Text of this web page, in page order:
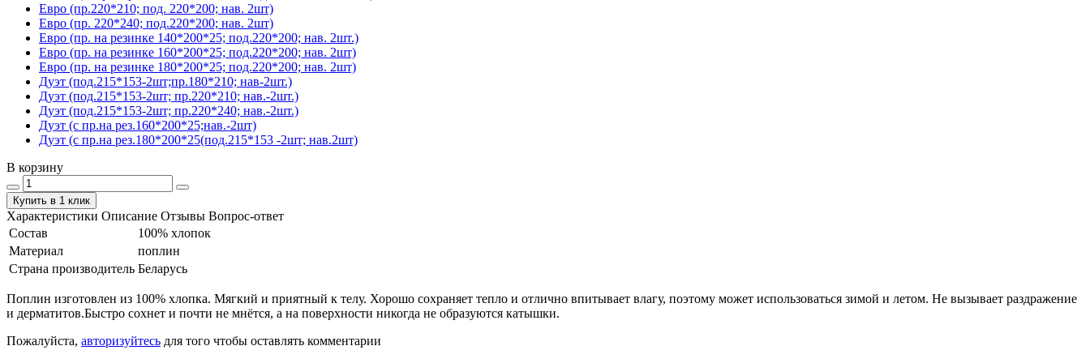
Евро (пр.220*210; под. 220*200; нав. 2шт)
Евро (пр. 220*240; под.220*200; нав. 2шт)
Евро (пр. на резинке 140*200*25; под.220*200; нав. 2шт.)
Евро (пр. на резинке 160*200*25; под.220*200; нав. 2шт)
Евро (пр. на резинке 180*200*25; под.220*200; нав. 2шт)
Дуэт (под.215*153-2шт;пр.180*210; нав-2шт.)
Дуэт (под.215*153-2шт; пр.220*210; нав.-2шт.)
Дуэт (под.215*153-2шт; пр.220*240; нав.-2шт.)
Дуэт (с пр.на рез.160*200*25;нав.-2шт)
Дуэт (с пр.на рез.180*200*25(под.215*153 -2шт; нав.2шт)
В корзину
Купить в 1 клик
Характеристики Описание Отзывы Вопрос-ответ
Состав
100% хлопок
Материал
поплин
Страна производитель Беларусь
Поплин изготовлен из 100% хлопка. Мягкий и приятный к телу. Хорошо сохраняет тепло и отлично впитывает влагу, поэтому может использоваться зимой и летом. Не вызывает раздражение
и дерматитов.Быстро сохнет и почти не мнётся, а на поверхности никогда не образуются катышки.
Пожалуйста, авторизуйтесь для того чтобы оставлять комментарии